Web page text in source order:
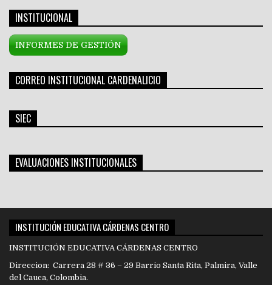
INSTITUCIONAL
INFORMES DE GESTIÓN
CORREO INSTITUCIONAL CARDENALICIO
SIEC
EVALUACIONES INSTITUCIONALES
INSTITUCIÓN EDUCATIVA CÁRDENAS CENTRO
INSTITUCIÓN EDUCATIVA CÁRDENAS CENTRO
Direccion: Carrera 28 # 36 – 29 Barrio Santa Rita, Palmira, Valle
del Cauca, Colombia.